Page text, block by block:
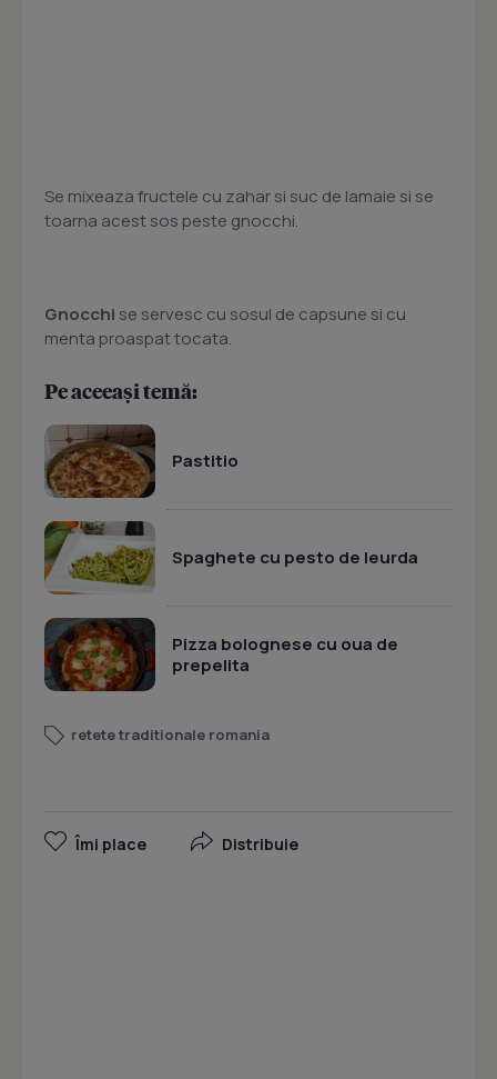
Se mixeaza fructele cu zahar si suc de lamaie si se
toarna acest sos peste gnocchi.
Gnocchi se servesc cu sosul de capsune si cu
menta proaspat tocata.
Pe aceeași temă:
Pastitio
Spaghete cu pesto de leurda
Pizza bolognese cu oua de
prepelita
retete traditionale romania
Îmi place Distribuie